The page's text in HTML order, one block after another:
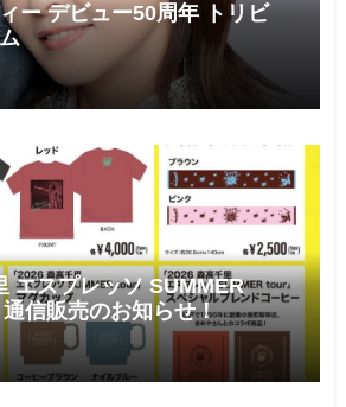
ー デビュー50周年 トリビ
エスプレッソ SUMMER
信販売のお知らせ！